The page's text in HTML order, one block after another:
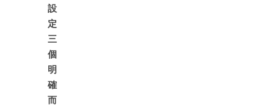
設
定
三
個
明
確
而